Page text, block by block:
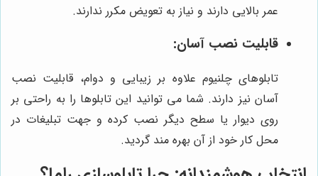
عمر بالایی دارند و نیاز به تعویض مکرر ندارند.
قابلیت نصب آسان:
تابلوهای چلنیوم علاوه بر زیبایی و دوام، قابلیت نصب
آسان نیز دارند. شما می توانید این تابلوها را به راحتی بر
روی دیوار یا سطح دیگر نصب کرده و جهت تبلیغات در
محل کار خود از آن بهره مند گردید.